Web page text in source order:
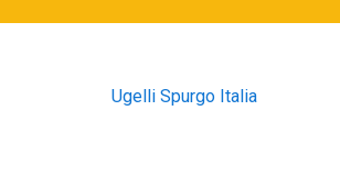
Ugelli Spurgo Italia